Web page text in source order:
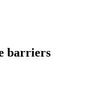
barriers